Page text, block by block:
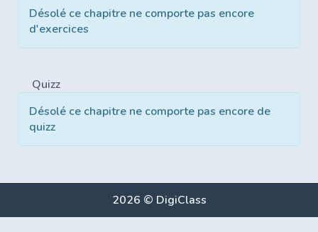
Désolé ce chapitre ne comporte pas encore
d'exercices
Quizz
Désolé ce chapitre ne comporte pas encore de
quizz
2026 © DigiClass